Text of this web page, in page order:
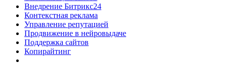
Внедрение Битрикс24
Контекстная реклама
Управление репутацией
Продвижение в нейровыдаче
Поддержка сайтов
Копирайтинг